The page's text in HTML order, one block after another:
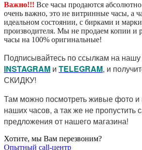
Важно!!! Все часы продаются
очень важно, это не витринные часы, а
идеальном состоянии, с бирками и
производителя. Мы не продаем копии и
часы на 100% оригинальные!
Подписывайтесь по ссылкам на нашу
INSTAGRAM и TELEGRAM, и
СКИДКУ!
Там можно посмотреть живые фото и
наших часов, а так же не пропустить
предложения от нашего магазина!
Хотите, мы Вам перезвоним?
Опытный call-центр